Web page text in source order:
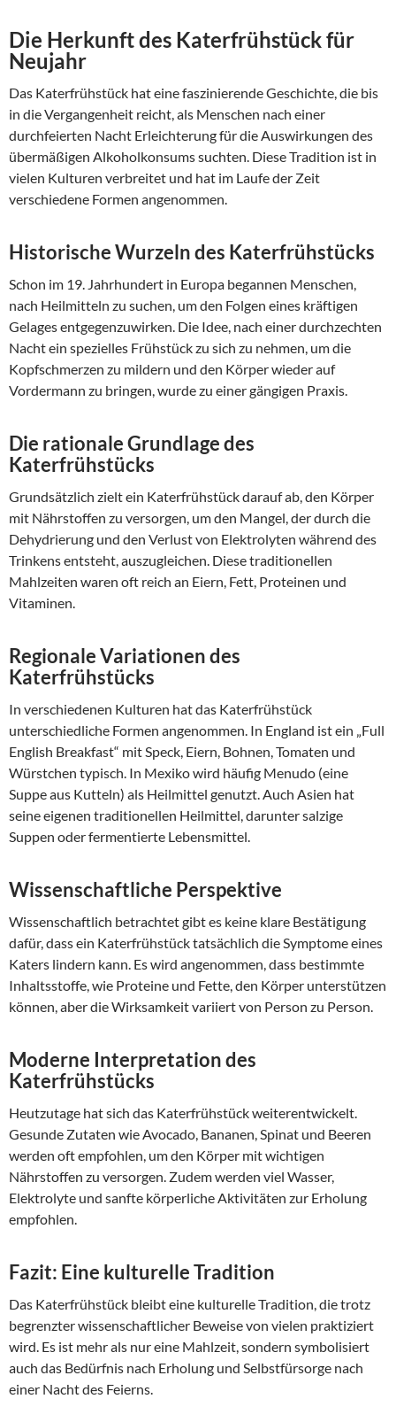
Die Herkunft des Katerfrühstück für
Neujahr
Das Katerfrühstück hat eine faszinierende Geschichte, die bis
in die Vergangenheit reicht, als Menschen nach einer
durchfeierten Nacht Erleichterung für die Auswirkungen des
übermäßigen Alkoholkonsums suchten. Diese Tradition ist in
vielen Kulturen verbreitet und hat im Laufe der Zeit
verschiedene Formen angenommen.
Historische Wurzeln des Katerfrühstücks
Schon im 19. Jahrhundert in Europa begannen Menschen,
nach Heilmitteln zu suchen, um den Folgen eines kräftigen
Gelages entgegenzuwirken. Die Idee, nach einer durchzechten
Nacht ein spezielles Frühstück zu sich zu nehmen, um die
Kopfschmerzen zu mildern und den Körper wieder auf
Vordermann zu bringen, wurde zu einer gängigen Praxis.
Die rationale Grundlage des
Katerfrühstücks
Grundsätzlich zielt ein Katerfrühstück darauf ab, den Körper
mit Nährstoffen zu versorgen, um den Mangel, der durch die
Dehydrierung und den Verlust von Elektrolyten während des
Trinkens entsteht, auszugleichen. Diese traditionellen
Mahlzeiten waren oft reich an Eiern, Fett, Proteinen und
Vitaminen.
Regionale Variationen des
Katerfrühstücks
In verschiedenen Kulturen hat das Katerfrühstück
unterschiedliche Formen angenommen. In England ist ein „Full
English Breakfast“ mit Speck, Eiern, Bohnen, Tomaten und
Würstchen typisch. In Mexiko wird häufig Menudo (eine
Suppe aus Kutteln) als Heilmittel genutzt. Auch Asien hat
seine eigenen traditionellen Heilmittel, darunter salzige
Suppen oder fermentierte Lebensmittel.
Wissenschaftliche Perspektive
Wissenschaftlich betrachtet gibt es keine klare Bestätigung
dafür, dass ein Katerfrühstück tatsächlich die Symptome eines
Katers lindern kann. Es wird angenommen, dass bestimmte
Inhaltsstoffe, wie Proteine und Fette, den Körper unterstützen
können, aber die Wirksamkeit variiert von Person zu Person.
Moderne Interpretation des
Katerfrühstücks
Heutzutage hat sich das Katerfrühstück weiterentwickelt.
Gesunde Zutaten wie Avocado, Bananen, Spinat und Beeren
werden oft empfohlen, um den Körper mit wichtigen
Nährstoffen zu versorgen. Zudem werden viel Wasser,
Elektrolyte und sanfte körperliche Aktivitäten zur Erholung
empfohlen.
Fazit: Eine kulturelle Tradition
Das Katerfrühstück bleibt eine kulturelle Tradition, die trotz
begrenzter wissenschaftlicher Beweise von vielen praktiziert
wird. Es ist mehr als nur eine Mahlzeit, sondern symbolisiert
auch das Bedürfnis nach Erholung und Selbstfürsorge nach
einer Nacht des Feierns.